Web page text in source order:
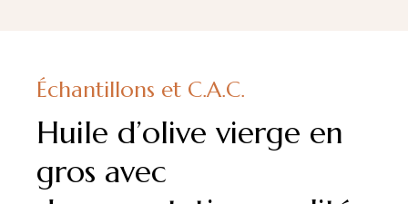
Échantillons et C.A.C.
Huile d’olive vierge en
gros avec